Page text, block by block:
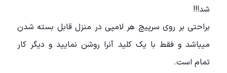
شد!!!
براحتی بر روی سرپیچ هر لامپی در منزل قابل بسته شدن
میباشد و فقط با یک کلید آنرا روشن نمایید و دیگر کار
تمام است.